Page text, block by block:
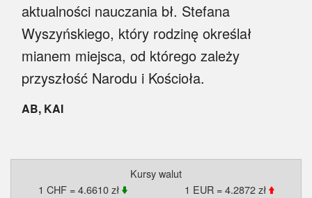
aktualności nauczania bł. Stefana
Wyszyńskiego, który rodzinę określał
mianem miejsca, od którego zależy
przyszłość Narodu i Kościoła.
AB, KAI
Kursy walut
1 CHF = 4.6610 zł
1 EUR = 4.2872 zł